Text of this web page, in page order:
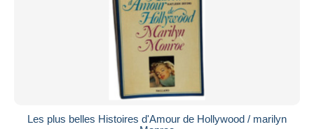
Les plus belles Histoires d'Amour de Hollywood / marilyn